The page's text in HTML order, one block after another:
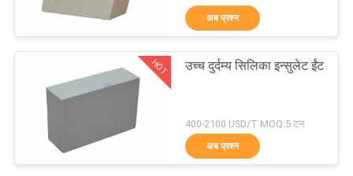
कारखानेउच्च एल्यूमिना आग रोक
ईंटें
87
अब प्रश्न
HOT उच्च दुर्दम्य सिलिका इन्सुलेट ईंट
400-2100 USD/T MOQ:5 टन
अब प्रश्न